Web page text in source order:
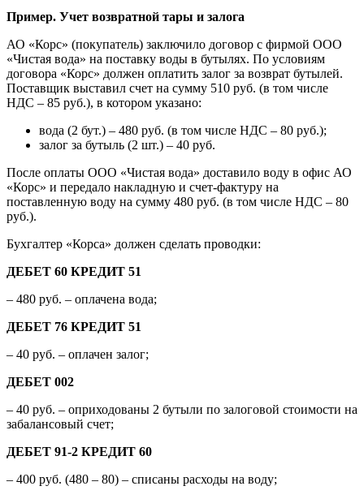
Пример. Учет возвратной тары и залога
АО «Корс» (покупатель) заключило договор с фирмой ООО
«Чистая вода» на поставку воды в бутылях. По условиям
договора «Корс» должен оплатить залог за возврат бутылей.
Поставщик выставил счет на сумму 510 руб. (в том числе
НДС – 85 руб.), в котором указано:
вода (2 бут.) – 480 руб. (в том числе НДС – 80 руб.);
залог за бутыль (2 шт.) – 40 руб.
После оплаты ООО «Чистая вода» доставило воду в офис АО
«Корс» и передало накладную и счет-фактуру на
поставленную воду на сумму 480 руб. (в том числе НДС – 80
руб.).
Бухгалтер «Корса» должен сделать проводки:
ДЕБЕТ 60 КРЕДИТ 51
– 480 руб. – оплачена вода;
ДЕБЕТ 76 КРЕДИТ 51
– 40 руб. – оплачен залог;
ДЕБЕТ 002
– 40 руб. – оприходованы 2 бутыли по залоговой стоимости на
забалансовый счет;
ДЕБЕТ 91-2 КРЕДИТ 60
– 400 руб. (480 – 80) – списаны расходы на воду;